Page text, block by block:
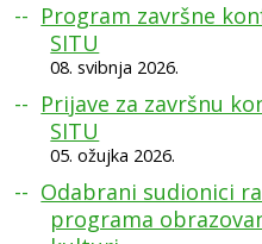
Program završne
SITU
08. svibnja 2026.
Prijave za završnu
SITU
05. ožujka 2026.
Odabrani sudionici
programa